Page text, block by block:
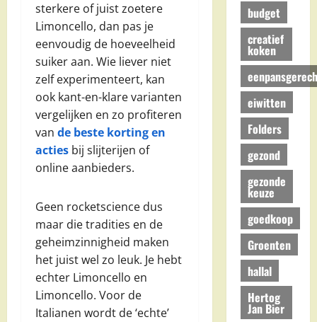
sterkere of juist zoetere
Limoncello, dan pas je
eenvoudig de hoeveelheid
suiker aan. Wie liever niet
zelf experimenteert, kan
ook kant-en-klare varianten
vergelijken en zo profiteren
van de beste korting en
acties bij slijterijen of
online aanbieders.
Geen rocketscience dus
maar die tradities en de
geheimzinnigheid maken
het juist wel zo leuk. Je hebt
echter Limoncello en
Limoncello. Voor de
Italianen wordt de ‘echte’
budget
creatief
koken
eiwitten
Folders
gezond
gezonde
keuze
goedkoop
Groenten
hallal
Hertog
Jan Bier